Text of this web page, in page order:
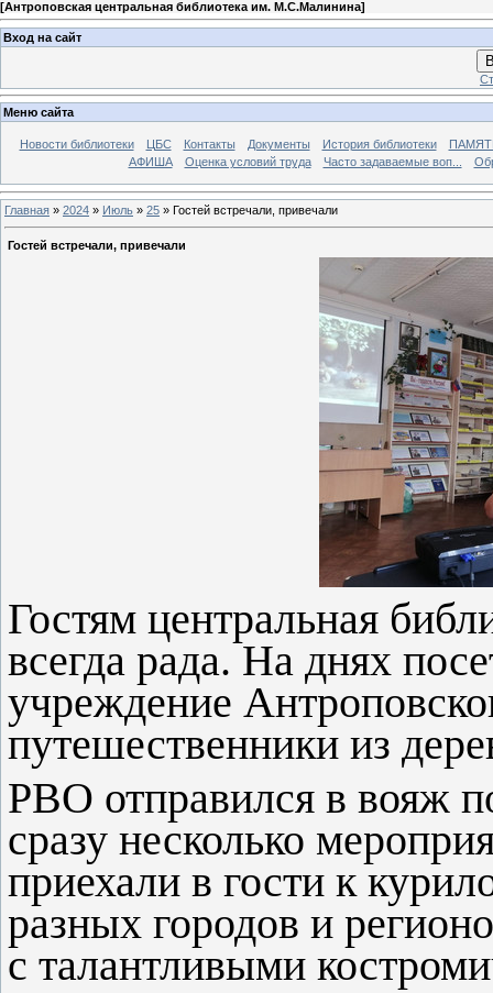
[Антроповская центральная библиотека им. М.С.Малинина]
Вход на сайт
Меню сайта
Новости библиотеки ЦБС Контакты Документы История библиотеки
АФИША
Оценка условий труда Часто задаваемые воп...
Главная » 2024 » Июль » 25 » Гостей встречали, привечали
Гостей встречали, привечали
Гостям центральная
всегда рада. На днях
учреждение
путешественники из
РВО отправился в вояж
сразу несколько
приехали в гости к
разных городов и
с талантливыми